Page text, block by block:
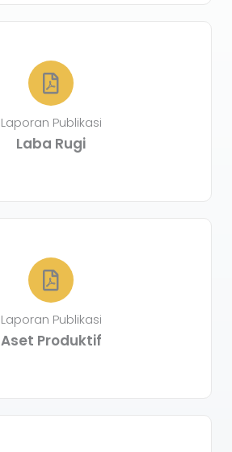
Laporan Publikasi
Laba Rugi
Laporan Publikasi
Aset Produktif